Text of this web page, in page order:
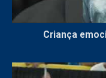
Criança